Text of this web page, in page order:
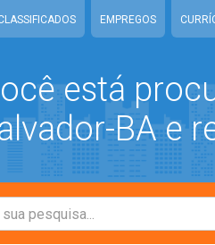
EMPREGOS
está
BA e